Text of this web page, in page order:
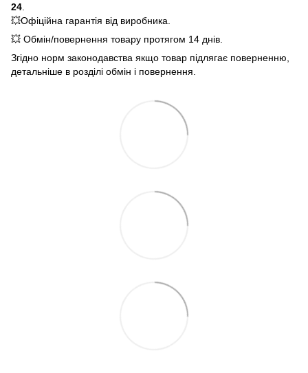
24
💥Офіційна гарантія від виробника.
💥 Обмін/повернення товару протягом 14 днів.
Згідно норм законодавства якщо товар підлягає поверненню,
детальніше в розділі обмін і повернення.